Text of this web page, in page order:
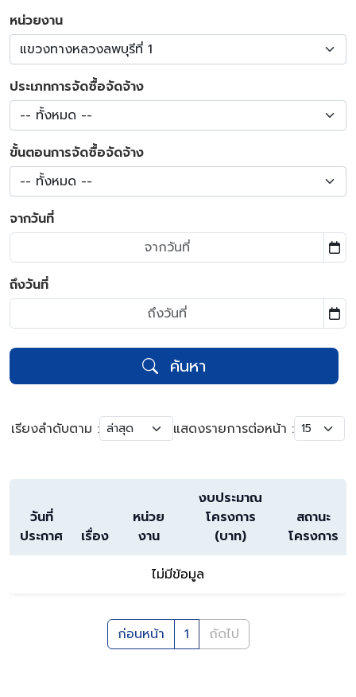
หน่วยงาน
แขวงทางหลวงลพบุรีที่ 1
ประเภทการจัดซื้อจัดจ้าง
-- ทั้งหมด --
ขั้นตอนการจัดซื้อจัดจ้าง
-- ทั้งหมด --
จากวันที่
ถึงวันที่
ค้นหา
เรียงลำดับตาม : แสดงรายการต่อหน้า :
วันที่
ประกาศ
เรื่อง
หน่วย
งาน
งบประมาณ
โครงการ
(บาท)
สถานะ
โครงการ
ไม่มีข้อมูล
ก่อนหน้า 1 ถัดไป